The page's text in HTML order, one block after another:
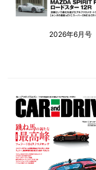
2026年6月号